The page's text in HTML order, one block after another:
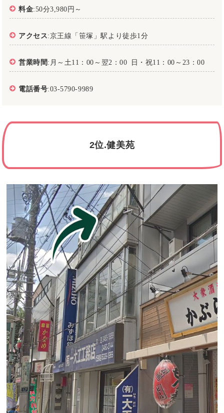
料金:50分3,980円～
アクセス :京王線「笹塚」駅より徒歩1分
営業時間 :月～土11：00～翌2：00 日・祝11：00～23：00
電話番号:03-5790-9989
2位.健美苑